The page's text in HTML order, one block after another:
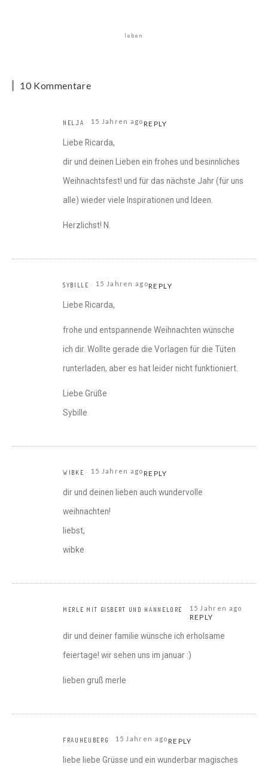
leben
10 Kommentare
NELJA 15 Jahren agoREPLY
Liebe Ricarda,
dir und deinen Lieben ein frohes und besinnliches
Weihnachtsfest! und für das nächste Jahr (für uns
alle) wieder viele Inspirationen und Ideen.
Herzlichst! N.
SYBILLE 15 Jahren agoREPLY
Liebe Ricarda,
frohe und entspannende Weihnachten wünsche
ich dir. Wollte gerade die Vorlagen für die Tüten
runterladen, aber es hat leider nicht funktioniert.
Liebe Grüße
Sybille
WIBKE 15 Jahren agoREPLY
dir und deinen lieben auch wundervolle
weihnachten!
liebst,
wibke
MERLE MIT GISBERT UND HANNELORE 15 Jahren ago
REPLY
dir und deiner familie wünsche ich erholsame
feiertage! wir sehen uns im januar :)
lieben gruß merle
FRAUHEUBERG 15 Jahren agoREPLY
liebe liebe Grüsse und ein wunderbar magisches